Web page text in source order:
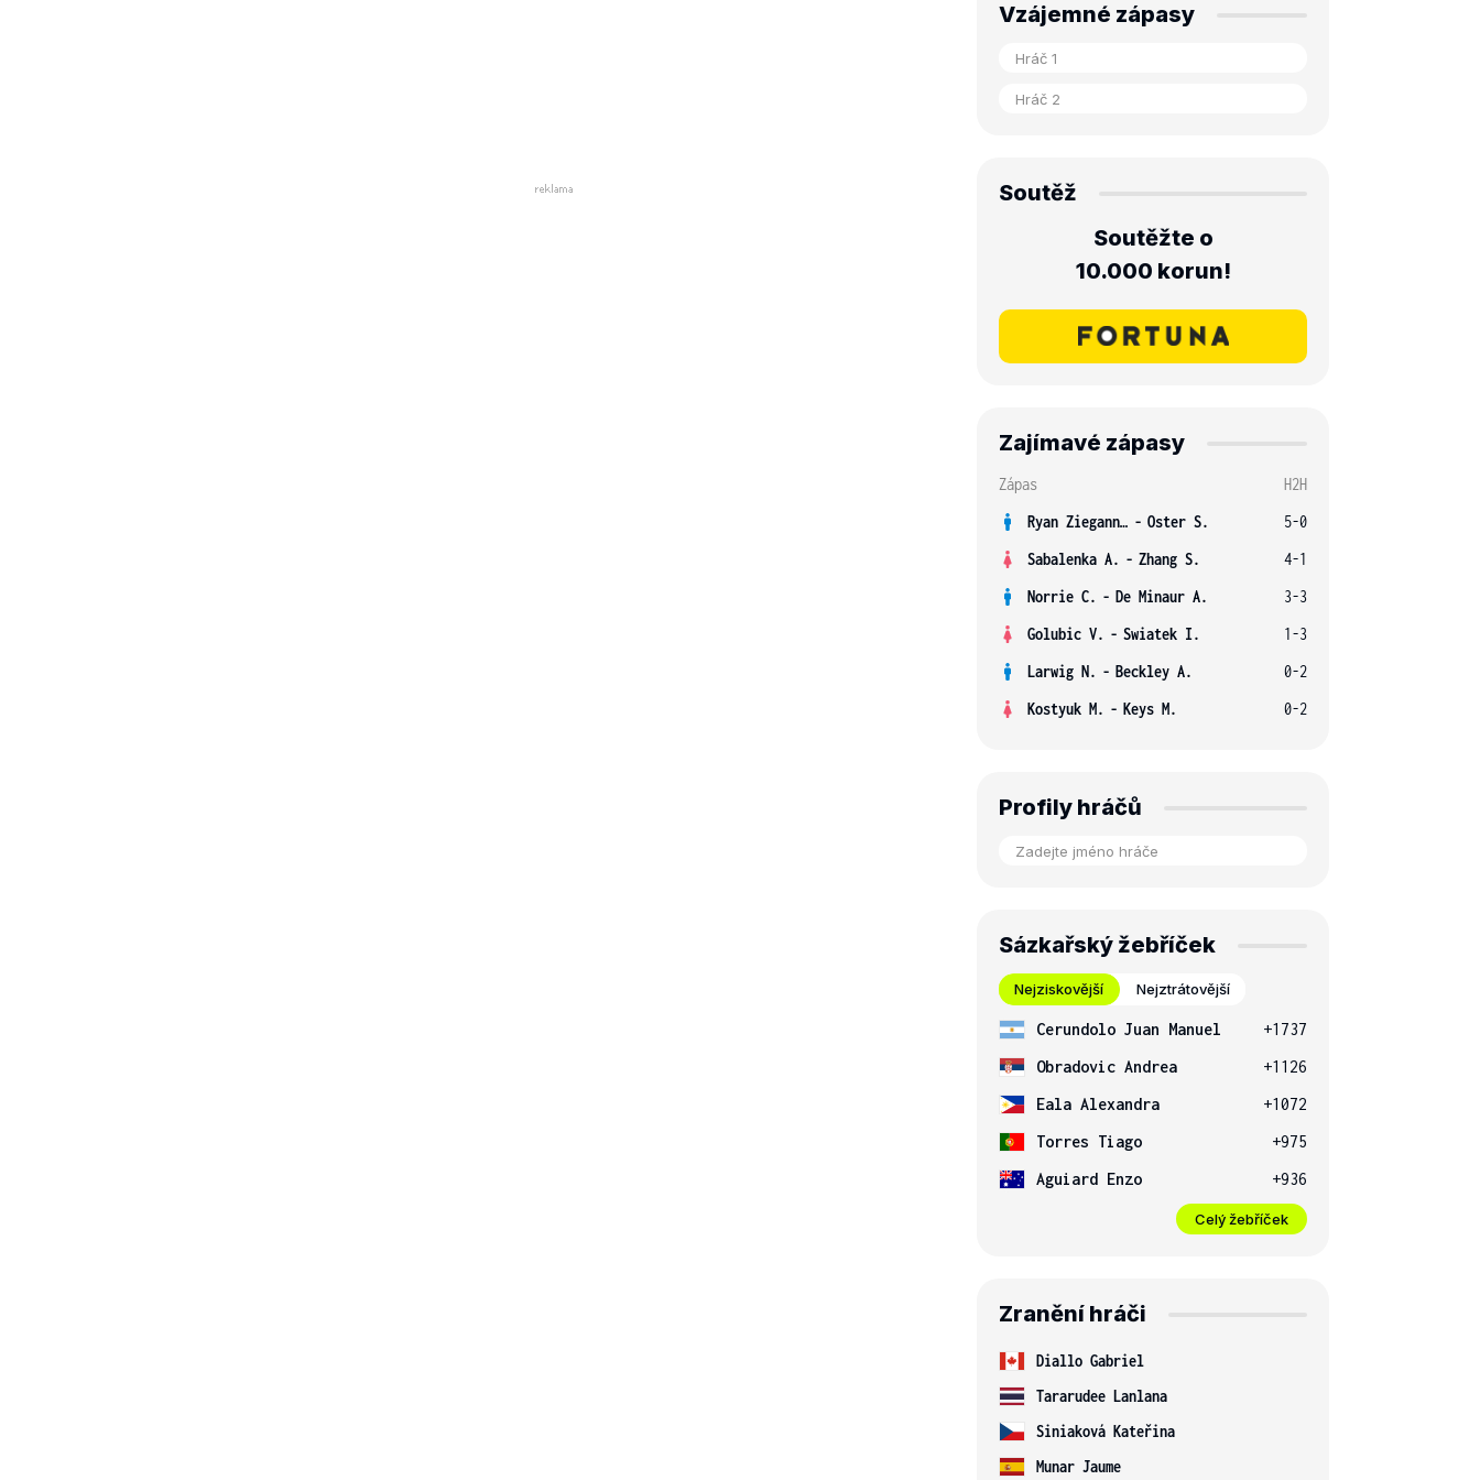
Vzájemné zápasy
Soutěž
Soutěžte o
10.000 korun!
Zajímavé zápasy
Zápas
H2H
Ryan Ziegann S. - Oster S.
5-0
Sabalenka A. - Zhang S.
4-1
Norrie C. - De Minaur A.
3-3
Golubic V. - Swiatek I.
1-3
Larwig N. - Beckley A.
0-2
Kostyuk M. - Keys M. 0-2
Profily hráčů
Sázkařský žebříček
Nejziskovější Nejztrátovější
Cerundolo Juan Manuel
+1737
Obradovic Andrea
+1126
Eala Alexandra
+1072
Torres Tiago
+975
Aguiard Enzo
+936
Celý žebříček
Zranění hráči
Diallo Gabriel
Tararudee Lanlana
Siniaková Kateřina
Munar Jaume